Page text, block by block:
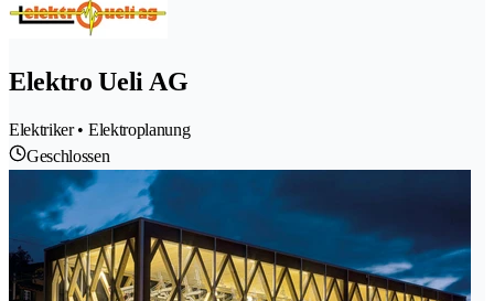
Elektro Ueli AG
Elektriker • Elektroplanung
Geschlossen